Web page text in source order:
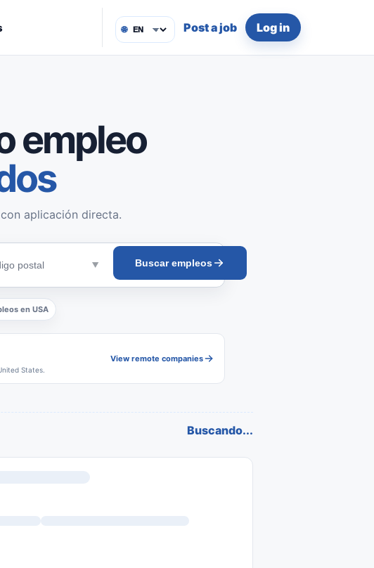
🌐 Post a job Log in
empleo
aplicación directa.
Buscar empleos
en USA
States.
View remote companies
Buscando...